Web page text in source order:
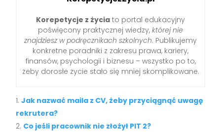
Korepetycje z życia to portal edukacyjny
poświęcony praktycznej wiedzy, której nie
znajdziesz w podręcznikach szkolnych. Publikujemy
konkretne poradniki z zakresu prawa, kariery,
finansów, psychologii i biznesu – wszystko po to,
żeby dorosłe życie stało się mniej skomplikowane.
Jak nazwać maila z CV, żeby przyciągnąć uwagę
rekrutera?
Co jeśli pracownik nie złożył PIT 2?